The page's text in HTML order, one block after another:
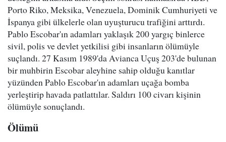
Porto Riko, Meksika, Venezuela, Dominik Cumhuriyeti ve
İspanya gibi ülkelerle olan uyuşturucu trafiğini arttırdı.
Pablo Escobar'ın adamları yaklaşık 200 yargıç binlerce
sivil, polis ve devlet yetkilisi gibi insanların ölümüyle
suçlandı. 27 Kasım 1989'da Avianca Uçuş 203'de bulunan
bir muhbirin Escobar aleyhine sahip olduğu kanıtlar
yüzünden Pablo Escobar'ın adamları uçağa bomba
yerleştirip havada patlattılar. Saldırı 100 civarı kişinin
ölümüyle sonuçlandı.
Ölümü